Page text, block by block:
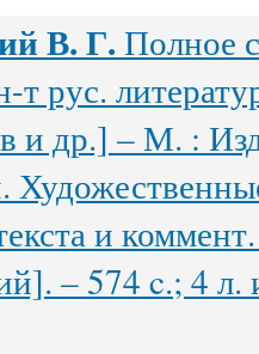
В. Г. Полное
рус.
и др.] – М. :
и
– 574 c.; 4 л.